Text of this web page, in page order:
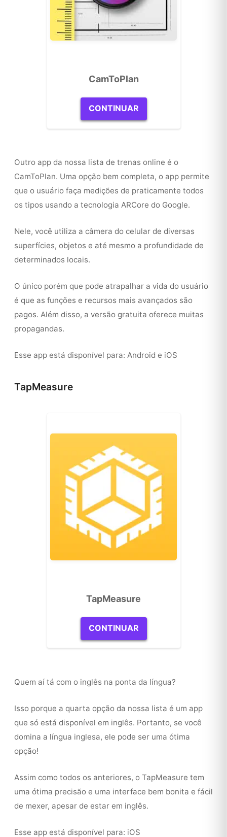
CamToPlan
CONTINUAR
Outro app da nossa lista de trenas online é o
CamToPlan. Uma opção bem completa, o app permite
que o usuário faça medições de praticamente todos
os tipos usando a tecnologia ARCore do Google.
Nele, você utiliza a câmera do celular de diversas
superfícies, objetos e até mesmo a profundidade de
determinados locais.
O único porém que pode atrapalhar a vida do usuário
é que as funções e recursos mais avançados são
pagos. Além disso, a versão gratuita oferece muitas
propagandas.
Esse app está disponível para: Android e iOS
TapMeasure
TapMeasure
CONTINUAR
Quem aí tá com o inglês na ponta da língua?
Isso porque a quarta opção da nossa lista é um app
que só está disponível em inglês. Portanto, se você
domina a língua inglesa, ele pode ser uma ótima
opção!
Assim como todos os anteriores, o TapMeasure tem
uma ótima precisão e uma interface bem bonita e fácil
de mexer, apesar de estar em inglês.
Esse app está disponível para: iOS